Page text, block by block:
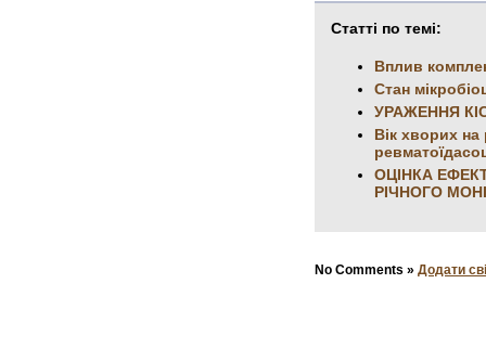
Статті по темі:
Вплив
Стан
УРАЖЕННЯ
Вік хворих на
ОЦІНКА
РІЧНОГО
No Comments » Додати